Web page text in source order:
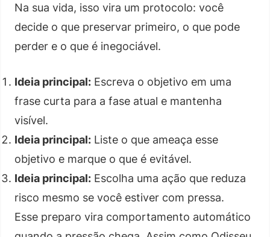
Na sua vida, isso vira um protocolo: você
decide o que preservar primeiro, o que pode
perder e o que é inegociável.
Ideia principal: Escreva o objetivo em uma
frase curta para a fase atual e mantenha
visível.
Ideia principal: Liste o que ameaça esse
objetivo e marque o que é evitável.
Ideia principal: Escolha uma ação que reduza
risco mesmo se você estiver com pressa.
Esse preparo vira comportamento automático